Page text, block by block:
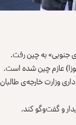
جنوبی» به چین رفت.
وزارت خارجه‌ی طالبان
و گفت‌وگو کند.